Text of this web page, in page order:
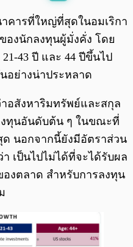
0:00/
าคารที่ใหญ่ที่สุดในอมเริกา
องนักลงทุนผู้มั่งคั่ง โดย
43 ปี และ 44 ปีขึ้นไป
อย่างน่าประหลาด
อสังหาริมทรัพย์และสกุล
งทุนอันดับต้น ๆ ในขณะที่
นอกจากนี้ยังมีอัตราส่วน
า เป็นไปไม่ได้ที่จะได้รับผล
งตลาด สำหรับการลงทุน